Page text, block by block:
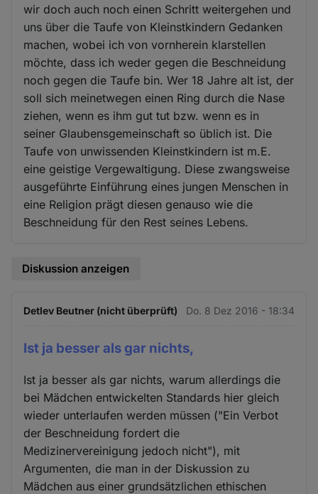
wir doch auch noch einen Schritt weitergehen und
uns über die Taufe von Kleinstkindern Gedanken
machen, wobei ich von vornherein klarstellen
möchte, dass ich weder gegen die Beschneidung
noch gegen die Taufe bin. Wer 18 Jahre alt ist, der
soll sich meinetwegen einen Ring durch die Nase
ziehen, wenn es ihm gut tut bzw. wenn es in
seiner Glaubensgemeinschaft so üblich ist. Die
Taufe von unwissenden Kleinstkindern ist m.E.
eine geistige Vergewaltigung. Diese zwangsweise
ausgeführte Einführung eines jungen Menschen in
eine Religion prägt diesen genauso wie die
Beschneidung für den Rest seines Lebens.
Diskussion anzeigen
Detlev Beutner (nicht überprüft) Do. 8 Dez 2016 - 18:34
Ist ja besser als gar nichts,
Ist ja besser als gar nichts, warum allerdings die
bei Mädchen entwickelten Standards hier gleich
wieder unterlaufen werden müssen ("Ein Verbot
der Beschneidung fordert die
Medizinervereinigung jedoch nicht"), mit
Argumenten, die man in der Diskussion zu
Mädchen aus einer grundsätzlichen ethischen